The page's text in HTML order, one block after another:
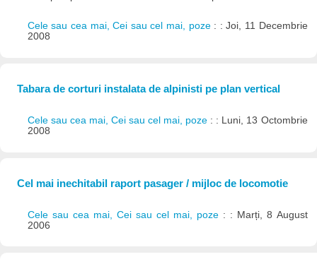
Cele sau cea mai, Cei sau cel mai, poze : : Joi, 11 Decembrie
2008
Tabara de corturi instalata de alpinisti pe plan vertical
Cele sau cea mai, Cei sau cel mai, poze : : Luni, 13 Octombrie
2008
Cel mai inechitabil raport pasager / mijloc de locomotie
Cele sau cea mai, Cei sau cel mai, poze : : Marți, 8 August
2006